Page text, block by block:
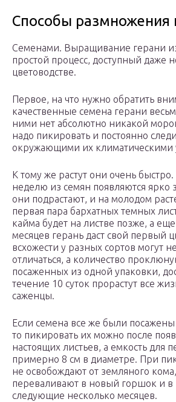
Способы размножения
Семенами. Выращивание герани
простой процесс, доступный даже
цветоводстве.
Первое, на что нужно обратить
качественные семена герани
ними нет абсолютно никакой
надо пикировать и постоянно
окружающими их климатическими
К тому же растут они очень
неделю из семян появляются ярко
они подрастают, и на молодом
первая пара бархатных темных
кайма будет на листве позже, а
месяцев герань даст свой первый
всхожести у разных сортов могут
отличаться, а количество
посаженных из одной упаковки,
течение 10 суток прорастут все
саженцы.
Если семена все же были
то пикировать их можно после
настоящих листьев, а емкость для
примерно 8 см в диаметре. При
не освобождают от земляного
переваливают в новый горшок и в
следующие несколько месяцев.